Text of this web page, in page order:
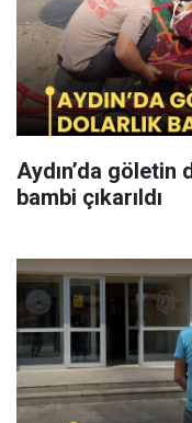
Aydın’da göletin
bambi çıkarıldı